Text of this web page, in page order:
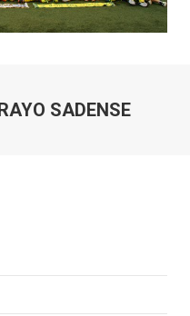
SADENSE